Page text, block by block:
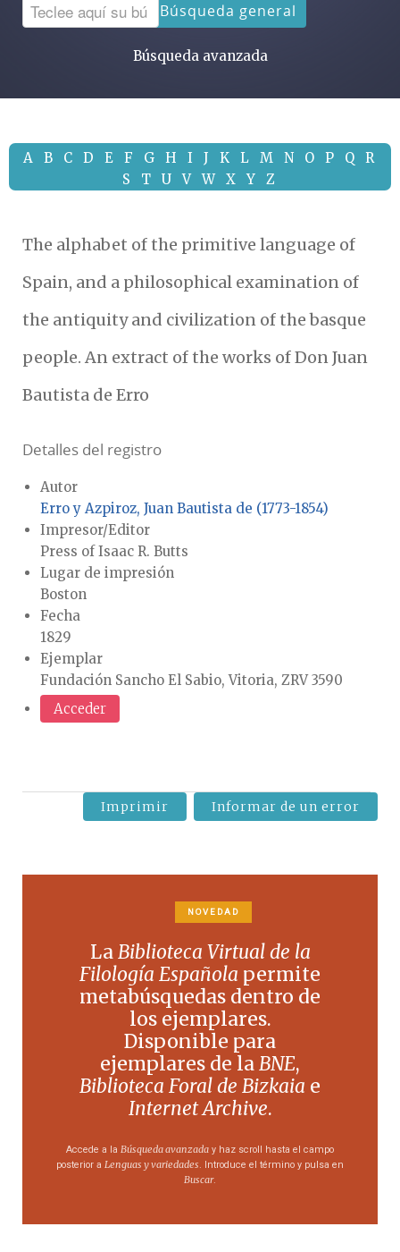
Búsqueda general
Búsqueda avanzada
A B C D E F G H I J K L M N O P Q
R
S
T U V W X Y Z
The alphabet of the primitive language of
Spain, and a philosophical examination of
the antiquity and civilization of the basque
people. An extract of the works of Don Juan
Bautista de Erro
Detalles del registro
Autor
Erro y Azpiroz, Juan Bautista de (1773-1854)
Impresor/Editor
Press of Isaac R. Butts
Lugar de impresión
Boston
Fecha
1829
Ejemplar
Fundación Sancho El Sabio, Vitoria, ZRV 3590
Acceder
Imprimir Informar de un error
NOVEDAD
LaBiblioteca Virtual de la
Filología Española permite
metabúsquedas dentro de
los ejemplares.
Disponible para
ejemplares de laBNE,
Biblioteca Foral de Bizkaia e
Internet Archive.
Accede a la Búsqueda avanzada y haz scroll hasta el campo
posterior a Lenguas y variedades . Introduce el término y pulsa en
Buscar.